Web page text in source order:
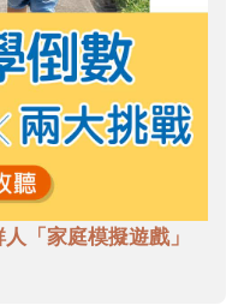
「家庭模擬遊戲」